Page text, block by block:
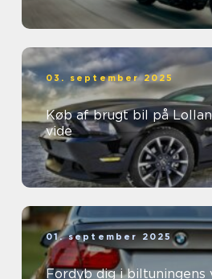
03. september 2025
Køb af brugt bil på
vide
01. september 2025
Fordyb dig i biltuningens